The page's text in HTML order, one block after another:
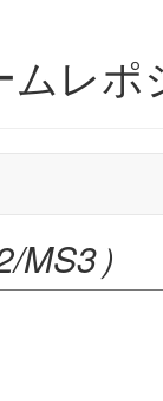
ムレポ
）